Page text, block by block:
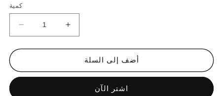
كمية
لـ
مراقبة
زيادة
لـ
كاميرا
مراقبة
أضف إلى السلة
اشتر الآن